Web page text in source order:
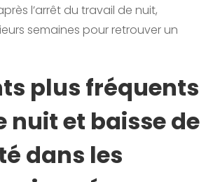
l’arrêt du travail de nuit,
semaines pour retrouver un
plus fréquents
nuit et baisse de
dans les